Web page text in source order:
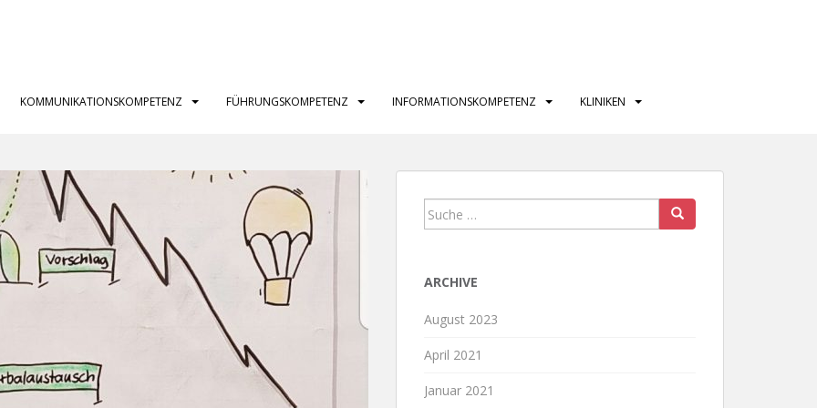
KOMMUNIKATIONSKOMPETENZ FÜHRUNGSKOMPETENZ INFORMATIONSKOMPETENZ KLINIKEN
Suche
nach:
ARCHIVE
August 2023
April 2021
Januar 2021